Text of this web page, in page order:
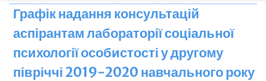
Графік надання консультацій
аспірантам лабораторії соціальної
психології особистості у другому
півріччі 2019-2020 навчального року